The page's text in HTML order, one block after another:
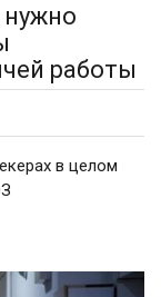
работы
в целом